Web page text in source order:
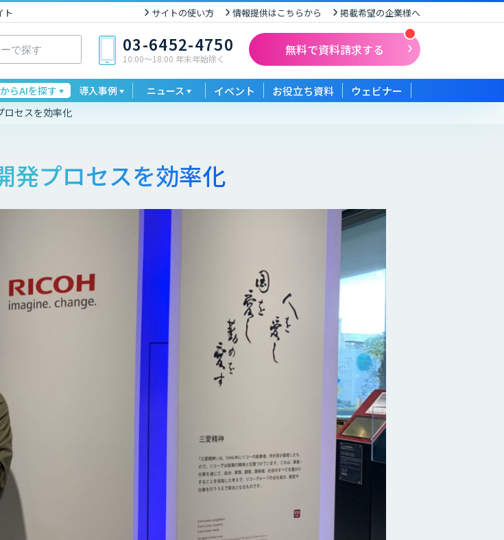
ト サイトの使い方 情報提供はこちらから 掲載希望の企業様へ
03-6452-4750
10:00〜18:00 年末年始除く
無料で資料請求する
らAIを探す 導入事例 ニュース イベント お役立ち資料 ウェビナー
セスを効率化
発プロセスを効率化